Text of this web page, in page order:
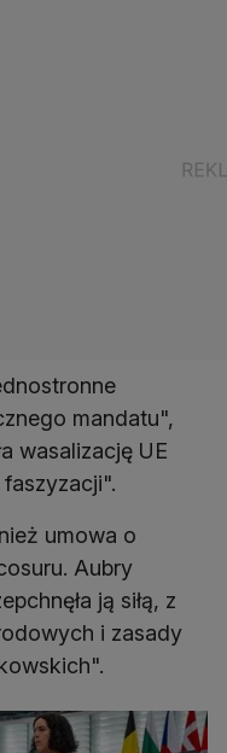
mandatu",
wasalizację UE
umowa o
Aubry
ją siłą, z
i zasady